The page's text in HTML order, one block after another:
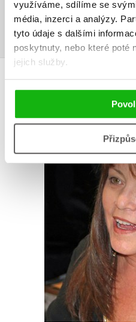
využíváme, sdílíme se
média, inzerci a analýzy.
tyto údaje s dalšími
poskytnuty, nebo které poté
jejich služby.
Přihlásit